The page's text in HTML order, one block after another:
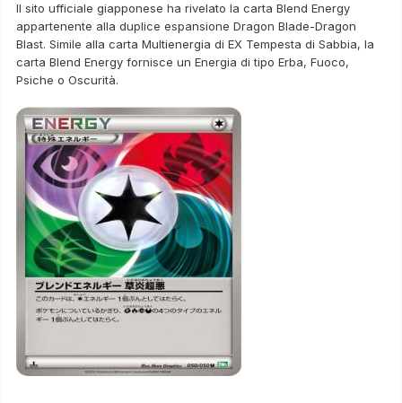
Il sito ufficiale giapponese ha rivelato la carta Blend Energy
appartenente alla duplice espansione Dragon Blade-Dragon
Blast. Simile alla carta Multienergia di EX Tempesta di Sabbia, la
carta Blend Energy fornisce un Energia di tipo Erba, Fuoco,
Psiche o Oscurità.